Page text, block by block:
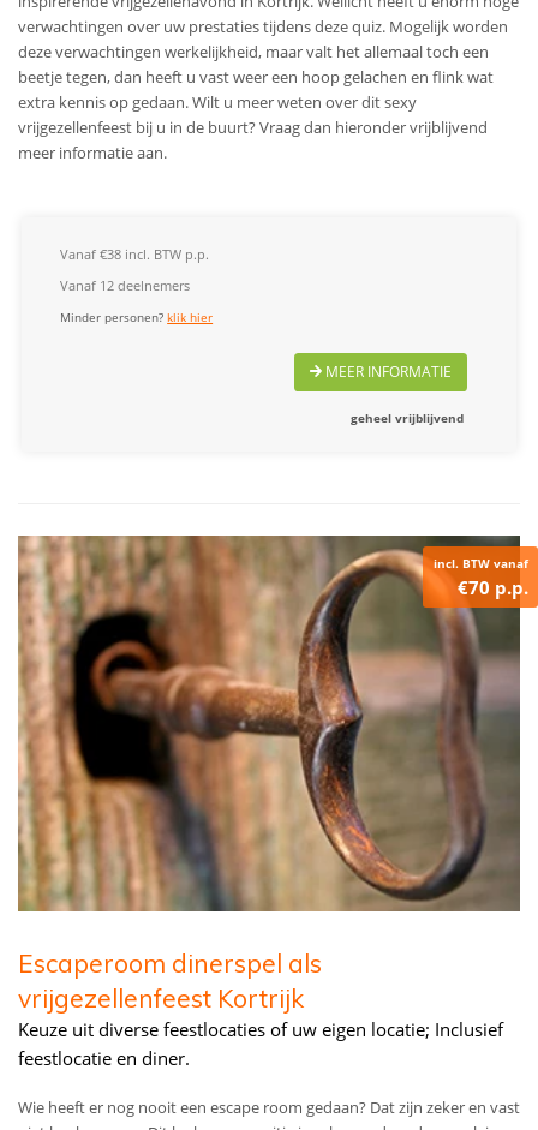
verwachtingen over uw prestaties tijdens deze quiz. Mogelijk worden
deze verwachtingen werkelijkheid, maar valt het allemaal toch een
beetje tegen, dan heeft u vast weer een hoop gelachen en flink wat
extra kennis op gedaan.Wilt u meer weten over dit sexy
vrijgezellenfeest bij u in de buurt? Vraag dan hieronder vrijblijvend
meer informatie aan.
Vanaf €38 incl. BTW p.p.
Vanaf 12 deelnemers
Minder personen?klik hier
MEER INFORMATIE
geheel vrijblijvend
incl. BTW vanaf
€70 p.p.
Escaperoom dinerspel als
vrijgezellenfeest Kortrijk
Keuze uit diverse feestlocaties of uw eigen locatie; Inclusief
feestlocatie en diner.
Wie heeft er nog nooit een escape room gedaan? Dat zijn zeker en vast